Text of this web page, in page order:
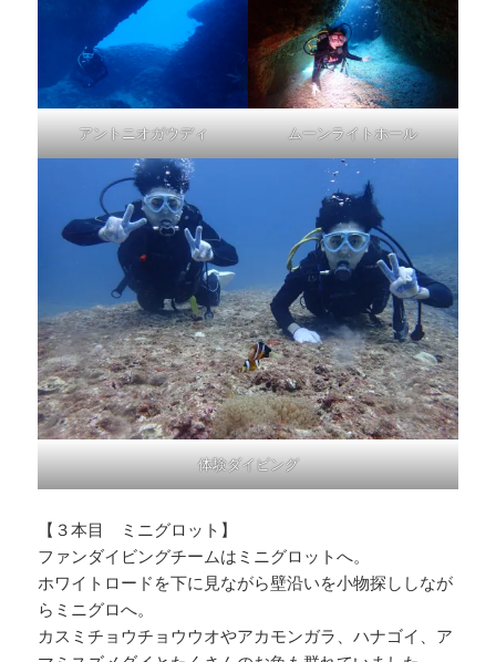
アントニオガウディ ムーンライトホール
体験ダイビング
【３本目 ミニグロット】
ファンダイビングチームはミニグロットへ。
ホワイトロードを下に見ながら壁沿いを小物探ししなが
らミニグロへ。
カスミチョウチョウウオやアカモンガラ、ハナゴイ、ア